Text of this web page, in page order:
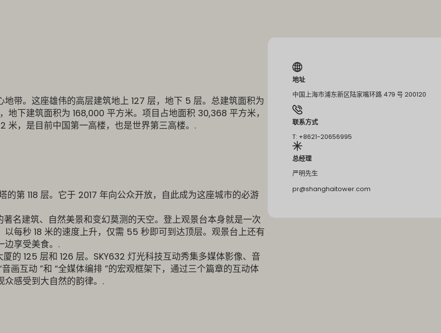
带。这座雄伟的高层建筑地上 127 层，地下 5 层。总建筑面积为
下建筑面积为 168,000 平方米。项目占地面积 30,368 平方米，
米，是目前中国第一高楼，也是世界第三高楼。.
第 118 层。它于 2017 年向公众开放，自此成为这座城市的必游
名建筑、自然美景和变幻莫测的天空。登上观景台本身就是一次
每秒 18 米的速度上升，仅需 55 秒即可到达顶层。观景台上还有
边享受美食。.
的 125 层和 126 层。SKY632 灯光科技互动秀集多媒体影像、音
画互动 ”和 “全媒体编排 ”的宏观框架下，通过三个篇章的互动体
感受到大自然的韵律。.
地址
中国上海市浦东新区陆家嘴环路 479 号 200120
联系方式
T: +8621-20656995
总经理
严明先生
pr@shanghaitower.com